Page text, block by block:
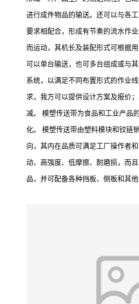
进行成件物品的输送。还可以与各
要求相配合，形成有节奏的流水作
而运动，其机长及装配形式可根据
可以单台输送，也可多台组成或与
系统，以满足不同布置形式的作业
求，我方可以提供设计方案及报价
减。 模塑传送带为食品和工业产品
化。 模塑传送带由塑料模块和铰链
向，其内在品质可满足工厂操作者
动、高强度、低摩擦、耐磨损，而
品，并可配备各种挡板、侧板和其他